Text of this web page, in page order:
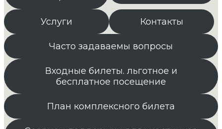
Услуги Контакты
Часто задаваемы вопросы
Входные билеты. льготное и
бесплатное посещение
План комплексного билета